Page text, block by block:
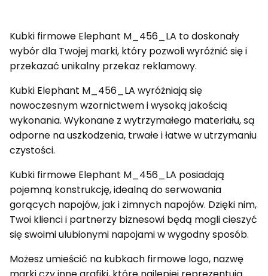
Kubki firmowe Elephant M_456_LA to doskonały
wybór dla Twojej marki, który pozwoli wyróżnić się i
przekazać unikalny przekaz reklamowy.
Kubki Elephant M_456_LA wyróżniają się
nowoczesnym wzornictwem i wysoką jakością
wykonania. Wykonane z wytrzymałego materiału, są
odporne na uszkodzenia, trwałe i łatwe w utrzymaniu
czystości.
Kubki firmowe Elephant M_456_LA posiadają
pojemną konstrukcję, idealną do serwowania
gorących napojów, jak i zimnych napojów. Dzięki nim,
Twoi klienci i partnerzy biznesowi będą mogli cieszyć
się swoimi ulubionymi napojami w wygodny sposób.
Możesz umieścić na kubkach firmowe logo, nazwę